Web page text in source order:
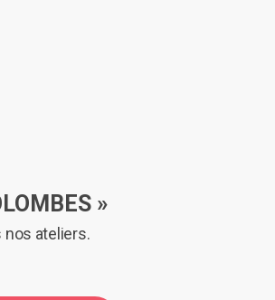
»
nos ateliers.